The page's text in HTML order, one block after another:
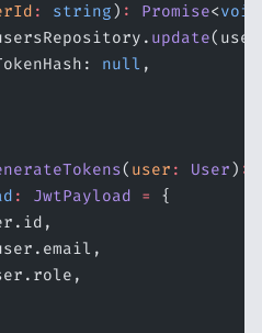
: string) : Promise<void
update
null ,
( user : User) :
: JwtPayload =
{